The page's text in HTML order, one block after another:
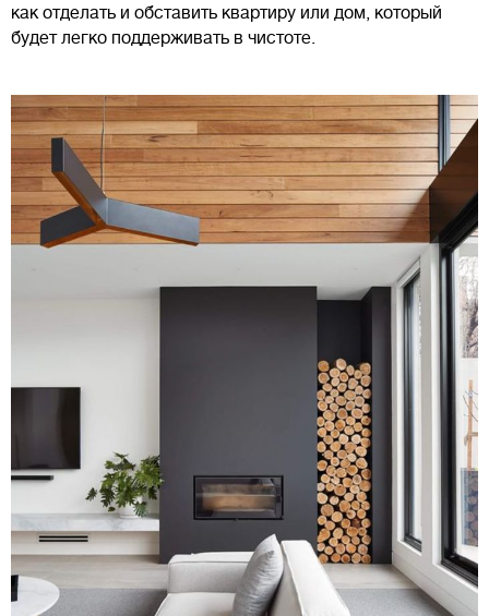
как отделать и обставить квартиру или дом, который
будет легко поддерживать в чистоте.